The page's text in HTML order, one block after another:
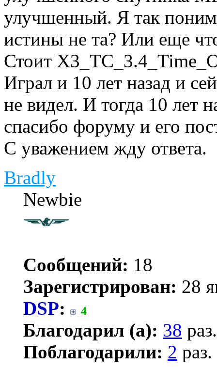
улучшенный. Я так
истины не та? Или еще
Стоит
Играл и 10 лет назад и
не видел. И тогда 10 лет
спасибо форуму и его
С уважением жду ответа.
Bradly
Newbie
Сообщений: 18
Зарегистрирован: 28
DSP: 4
Благодарил (а): 38 раз.
Поблагодарили: 2 раз.